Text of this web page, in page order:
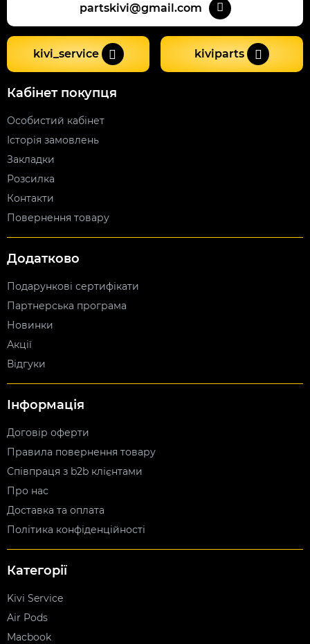
partskivi@gmail.com
kivi_service kiviparts
Кабінет покупця
Особистий кабінет
Історія замовлень
Закладки
Розсилка
Контакти
Повернення товару
Додатково
Подарункові сертифікати
Партнерська програма
Новинки
Акції
Відгуки
Інформація
Договір оферти
Правила повернення товару
Співпраця з b2b клієнтами
Про нас
Доставка та оплата
Політика конфіденційності
Категорії
Kivi Service
Air Pods
Macbook